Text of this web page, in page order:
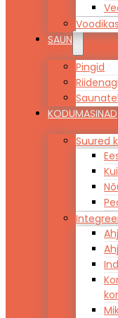
SAUN
Pingid
KODUMASINAD
Suured